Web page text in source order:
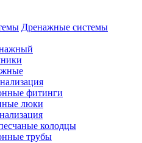
Дренажные системы
фитинги
люки
колодцы
трубы